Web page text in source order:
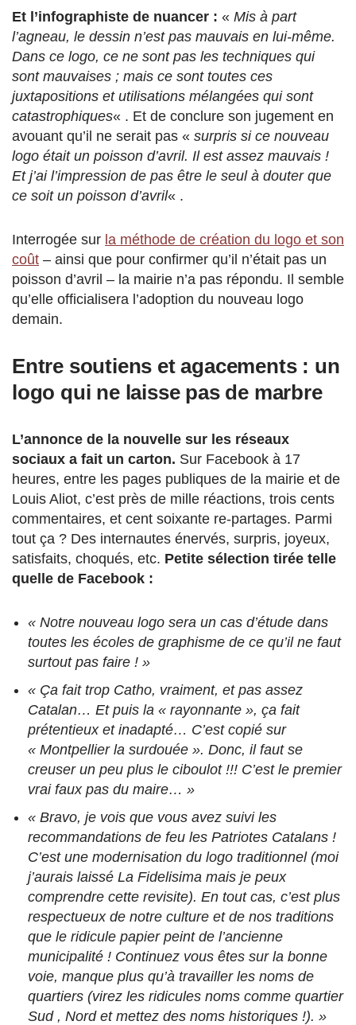
Et l’infographiste de nuancer : « Mis à part
l’agneau, le dessin n’est pas mauvais en lui-même.
Dans ce logo, ce ne sont pas les techniques qui
sont mauvaises ; mais ce sont toutes ces
juxtapositions et utilisations mélangées qui sont
catastrophiques« . Et de conclure son jugement en
avouant qu’il ne serait pas « surpris si ce nouveau
logo était un poisson d’avril. Il est assez mauvais !
Et j’ai l’impression de pas être le seul à douter que
ce soit un poisson d’avril« .
Interrogée sur la méthode de création du logo et son
coût – ainsi que pour confirmer qu’il n’était pas un
poisson d’avril – la mairie n’a pas répondu. Il semble
qu’elle officialisera l’adoption du nouveau logo
demain.
Entre soutiens et agacements : un
logo qui ne laisse pas de marbre
L’annonce de la nouvelle sur les réseaux
sociaux a fait un carton. Sur Facebook à 17
heures, entre les pages publiques de la mairie et de
Louis Aliot, c’est près de mille réactions, trois cents
commentaires, et cent soixante re-partages. Parmi
tout ça ? Des internautes énervés, surpris, joyeux,
satisfaits, choqués, etc. Petite sélection tirée telle
quelle de Facebook :
« Notre nouveau logo sera un cas d’étude dans
toutes les écoles de graphisme de ce qu’il ne faut
surtout pas faire ! »
« Ça fait trop Catho, vraiment, et pas assez
Catalan… Et puis la « rayonnante », ça fait
prétentieux et inadapté… C’est copié sur
« Montpellier la surdouée ». Donc, il faut se
creuser un peu plus le ciboulot !!! C’est le premier
vrai faux pas du maire… »
« Bravo, je vois que vous avez suivi les
recommandations de feu les Patriotes Catalans !
C’est une modernisation du logo traditionnel (moi
j’aurais laissé La Fidelisima mais je peux
comprendre cette revisite). En tout cas, c’est plus
respectueux de notre culture et de nos traditions
que le ridicule papier peint de l’ancienne
municipalité ! Continuez vous êtes sur la bonne
voie, manque plus qu’à travailler les noms de
quartiers (virez les ridicules noms comme quartier
Sud , Nord et mettez des noms historiques !). »